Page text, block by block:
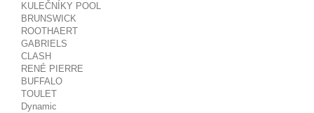
KULEČNÍKY POOL
BRUNSWICK
ROOTHAERT
GABRIELS
CLASH
RENÉ PIERRE
BUFFALO
TOULET
Dynamic